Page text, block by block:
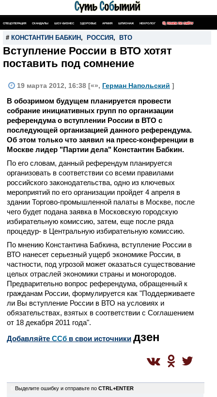
СПЕЦОПЕРАЦИЯ СКАНДАЛЫ ШОУ-БИЗНЕС ЗДОРОВЬЕ АРМИЯ ШПИОНАЖ НЕКРОЛОГ ПОИСК ПО САЙТУ
# КОНСТАНТИН БАБКИН , РОССИЯ , ВТО
Вступление России в ВТО хотят
поставить под сомнение
19 марта 2012, 16:38 [«», Герман Напольский ]
В обозримом будущем планируется провести
собрание инициативных групп по организации
референдума о вступлении России в ВТО с
последующей организацией данного референдума.
Об этом только что заявил на пресс-конференции в
Москве лидер "Партии дела" Константин Бабкин.
По его словам, данный референдум планируется
организовать в соответствии со всеми правилами
российского законодательства, одно из ключевых
мероприятий по его организации пройдет 4 апреля в
здании Торгово-промышленной палаты в Москве, после
чего будет подана заявка в Московскую городскую
избирательную комиссию, затем, еще после ряда
процедур- в Центральную избирательную комиссию.
По мнению Константина Бабкина, вступление России в
ВТО нанесет серьезный ущерб экономике России, в
частности, под угрозой может оказаться существование
целых отраслей экономики страны и моногородов.
Предварительно вопрос референдума, обращенный к
гражданам России, формулируется как "Поддерживаете
ли Вы вступление России в ВТО на условиях и
обязательствах, взятых в соответствии с Соглашением
от 18 декабря 2011 года".
Добавляйте CСб в свои источники дзен
Выделите ошибку и отправьте по CTRL+ENTER